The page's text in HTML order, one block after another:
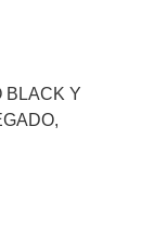
BLACK Y